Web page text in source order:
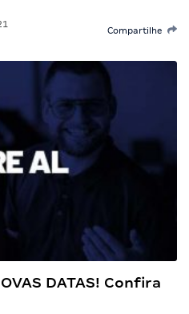
Compartilhe
DATAS! Confira